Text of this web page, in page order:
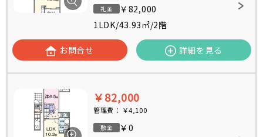
礼金
￥82,000
1LDK/43.93㎡/2階
お問合せ 詳細を見る
￥82,000
管理費： ￥4,100
敷金 ￥0